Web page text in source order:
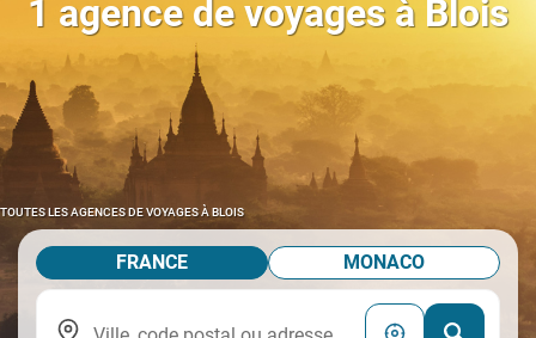
1 agence de voyages à Blois
TOUTES LES AGENCES DE VOYAGES À BLOIS
FRANCE MONACO